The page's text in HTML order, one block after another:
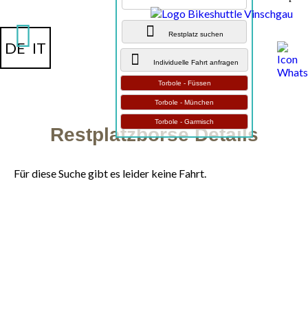
DE IT
Restplatz suchen
Individuelle Fahrt anfragen
Torbole - Füssen
Torbole - München
Torbole - Garmisch
Restplatzbörse Details
Für diese Suche gibt es leider keine Fahrt.